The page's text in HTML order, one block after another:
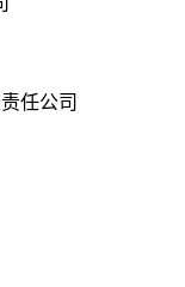
任公司